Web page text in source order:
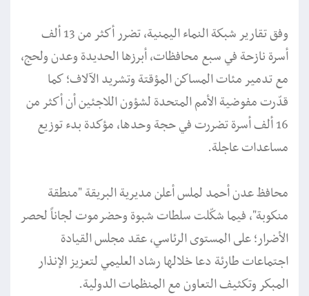
وفق تقارير شبكة النماء اليمنية، تضرر أكثر من 13 ألف
أسرة نازحة في سبع محافظات، أبرزها الحديدة وعدن ولحج،
مع تدمير مئات المساكن المؤقتة وتشريد الآلاف؛ كما
قدّرت مفوضية الأمم المتحدة لشؤون اللاجئين أن أكثر من
16 ألف أسرة تضررت في حجة وحدها، مؤكدة بدء توزيع
مساعدات عاجلة.
محافظ عدن أحمد لملس أعلن مديرية البريقة "منطقة
منكوبة"، فيما شكّلت سلطات شبوة وحضرموت لجاناً لحصر
الأضرار؛ على المستوى الرئاسي، عقد مجلس القيادة
اجتماعات طارئة دعا خلالها رشاد العليمي لتعزيز الإنذار
المبكر وتكثيف التعاون مع المنظمات الدولية.